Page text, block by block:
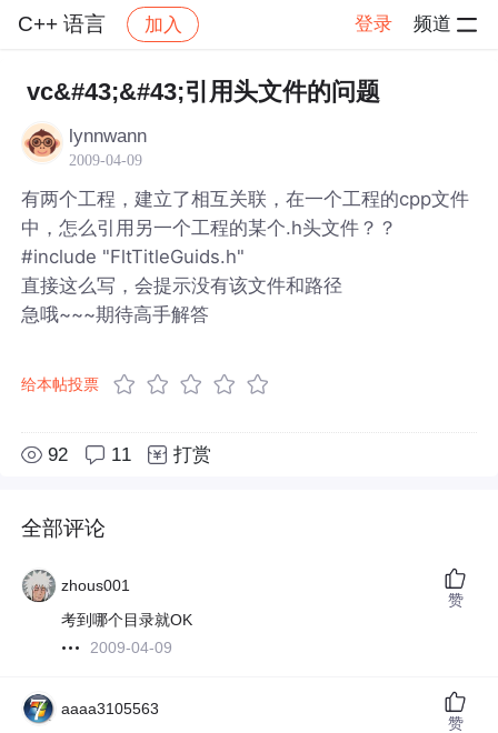
C++ 语言 加入 登录 频道
社区 C++ 语言 帖子详情
vc&#43;&#43;引用头文件的问题
lynnwann
2009-04-09
有两个工程，建立了相互关联，在一个工程的cpp文件
中，怎么引用另一个工程的某个.h头文件？？
#include "FltTitleGuids.h"
直接这么写，会提示没有该文件和路径
急哦~~~期待高手解答
给本帖投票
92 11 打赏
全部评论
zhous001
考到哪个目录就OK
2009-04-09
赞
aaaa3105563
赞